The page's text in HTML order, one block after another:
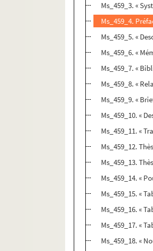
Ms_459_3. «
Ms_459_4.
Ms_459_5. «
Ms_459_6. «
Ms_459_7. «
Ms_459_8. «
Ms_459_9. «
Ms_459_10. «
Ms_459_11. «
Ms_459_12.
Ms_459_13.
Ms_459_14. «
Ms_459_15. «
Ms_459_16. «
Ms_459_17. «
Ms_459_18. «